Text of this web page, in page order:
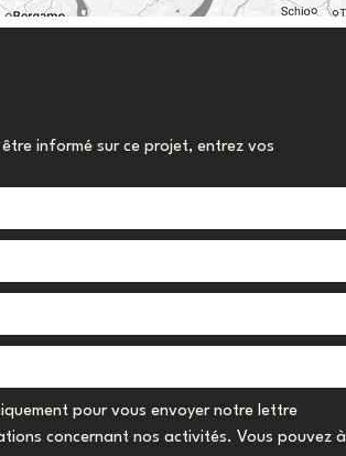
informé sur ce projet, entrez vos
pour vous envoyer notre lettre
concernant nos activités. Vous pouvez à